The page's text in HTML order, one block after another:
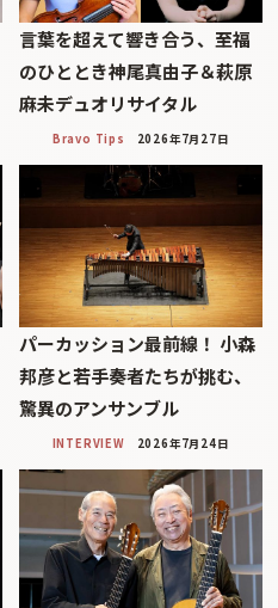
言葉を超えて響き合う、至福
のひととき神尾真由子＆萩原
麻未デュオリサイタル
Bravo Tips 2026年7月27日
パーカッション最前線！ 小森
邦彦と若手奏者たちが挑む、
驚異のアンサンブル
INTERVIEW 2026年7月24日